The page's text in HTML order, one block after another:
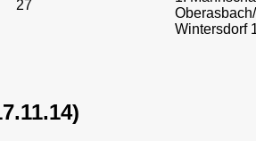
27
Wintersdorf